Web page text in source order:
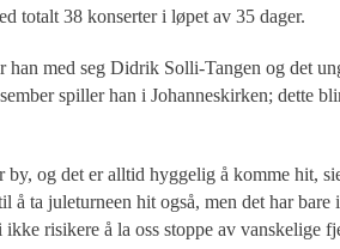
totalt 38 konserter i løpet av 35 dager.
han med seg Didrik Solli-Tangen og det
spiller han i Johanneskirken; dette
og det er alltid hyggelig å komme hit,
å ta juleturneen hit også, men det har
risikere å la oss stoppe av vanskelige